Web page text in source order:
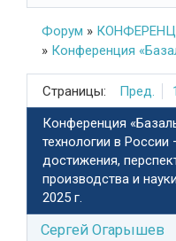
Форум »
» Конференция
Страницы: Пред. 1
Конференция
технологии в России
достижения,
производства и
2025 г.
Сергей Огарышев